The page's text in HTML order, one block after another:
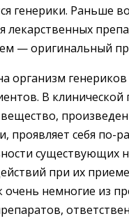
генерики. Раньше
лекарственных
— оригинальный
организм
В
себя по-
существующих
при их
очень немногие из